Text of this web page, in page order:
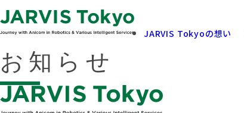
JARVIS Tokyoの想い
診療案内
飼い主さまへ
お知らせ